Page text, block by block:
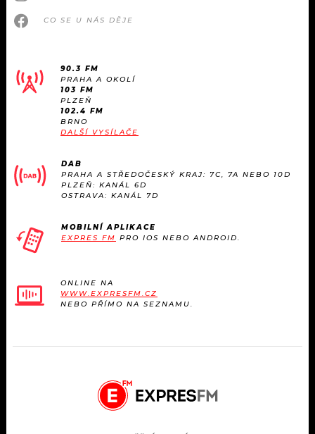
CO SE U NÁS DĚJE
90.3 FM
PRAHA A OKOLÍ
103 FM
PLZEŇ
102.4 FM
BRNO
DALŠÍ VYSÍLAČE
DAB
PRAHA A STŘEDOČESKÝ KRAJ: 7C, 7A NEBO 10D
PLZEŇ: KANÁL 6D
OSTRAVA: KANÁL 7D
MOBILNÍ APLIKACE
EXPRES FM PRO IOS NEBO ANDROID.
ONLINE NA
WWW.EXPRESFM.CZ
NEBO PŘÍMO NA SEZNAMU.